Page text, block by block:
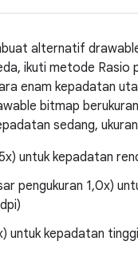
alternatif
ikuti metode Rasio
enam kepadatan
bitmap
sedang,
untuk kepadatan
pengukuran 1,0x)
untuk kepadatan